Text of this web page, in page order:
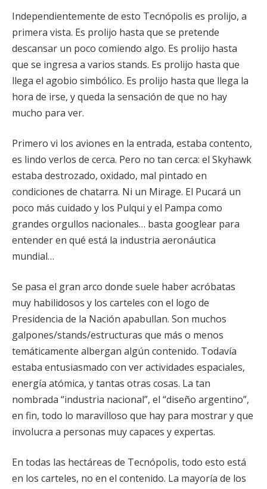
Independientemente de esto Tecnópolis es prolijo, a
primera vista. Es prolijo hasta que se pretende
descansar un poco comiendo algo. Es prolijo hasta
que se ingresa a varios stands. Es prolijo hasta que
llega el agobio simbólico. Es prolijo hasta que llega la
hora de irse, y queda la sensación de que no hay
mucho para ver.
Primero vi los aviones en la entrada, estaba contento,
es lindo verlos de cerca. Pero no tan cerca: el Skyhawk
estaba destrozado, oxidado, mal pintado en
condiciones de chatarra. Ni un Mirage. El Pucará un
poco más cuidado y los Pulqui y el Pampa como
grandes orgullos nacionales… basta googlear para
entender en qué está la industria aeronáutica
mundial…
Se pasa el gran arco donde suele haber acróbatas
muy habilidosos y los carteles con el logo de
Presidencia de la Nación apabullan. Son muchos
galpones/stands/estructuras que más o menos
temáticamente albergan algún contenido. Todavía
estaba entusiasmado con ver actividades espaciales,
energía atómica, y tantas otras cosas. La tan
nombrada “industria nacional”, el “diseño argentino”,
en fin, todo lo maravilloso que hay para mostrar y que
involucra a personas muy capaces y expertas.
En todas las hectáreas de Tecnópolis, todo esto está
en los carteles, no en el contenido. La mayoría de los